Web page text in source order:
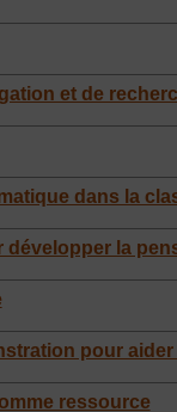
et de
dans la
la
pour aider
ressource